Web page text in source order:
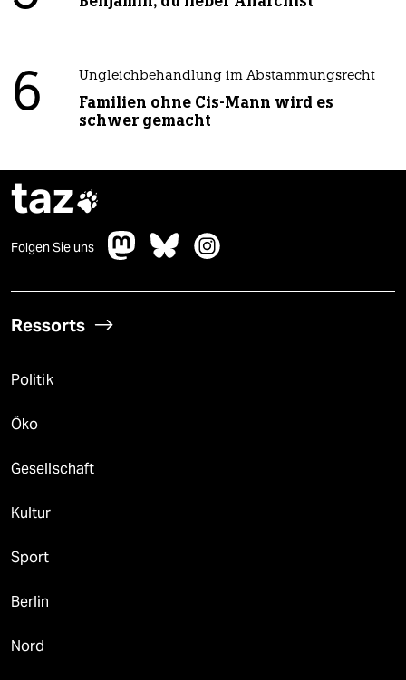
6 Ungleichbehandlung im Abstammungsrecht
Familien ohne Cis-Mann wird es
schwer gemacht
taz
Folgen Sie uns
Ressorts
Politik
Öko
Gesellschaft
Kultur
Sport
Berlin
Nord